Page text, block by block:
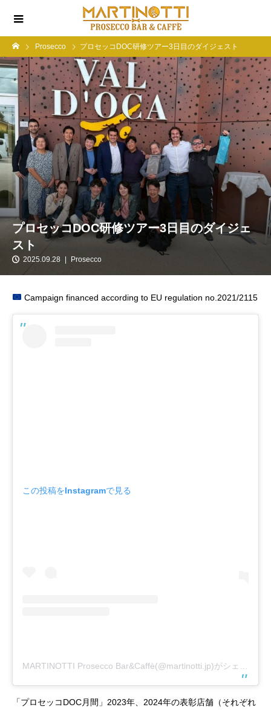
Prosecco プロセッコDOC研修ツアー3日目のダイジェスト
プロセッコDOC研修ツアー3日目のダイジェ
スト
2025.09.28 Prosecco
Campaign financed according to EU regulation no.2021/2115
この投稿をInstagramで見る
「プロセッコDOC月間」2023年、2024年の表彰店舗（それぞれ